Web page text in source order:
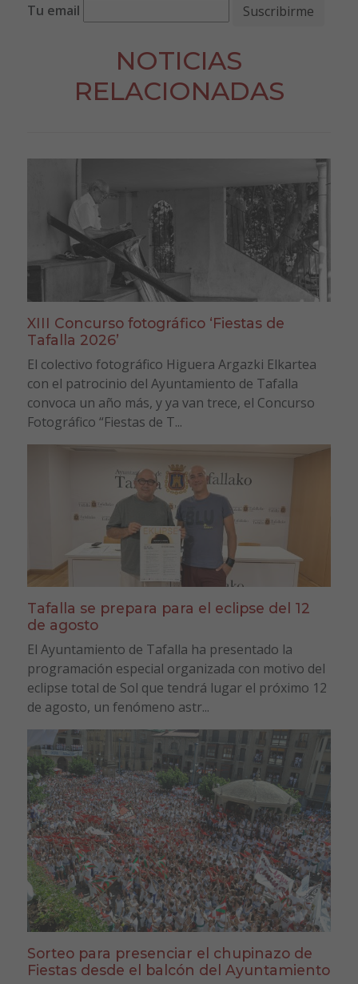
Tu email
NOTICIAS
RELACIONADAS
XIII Concurso fotográfico ‘Fiestas de
Tafalla 2026’
El colectivo fotográfico Higuera Argazki Elkartea
con el patrocinio del Ayuntamiento de Tafalla
convoca un año más, y ya van trece, el Concurso
Fotográfico “Fiestas de T...
Tafalla se prepara para el eclipse del 12
de agosto
El Ayuntamiento de Tafalla ha presentado la
programación especial organizada con motivo del
eclipse total de Sol que tendrá lugar el próximo 12
de agosto, un fenómeno astr...
Sorteo para presenciar el chupinazo de
Fiestas desde el balcón del Ayuntamiento